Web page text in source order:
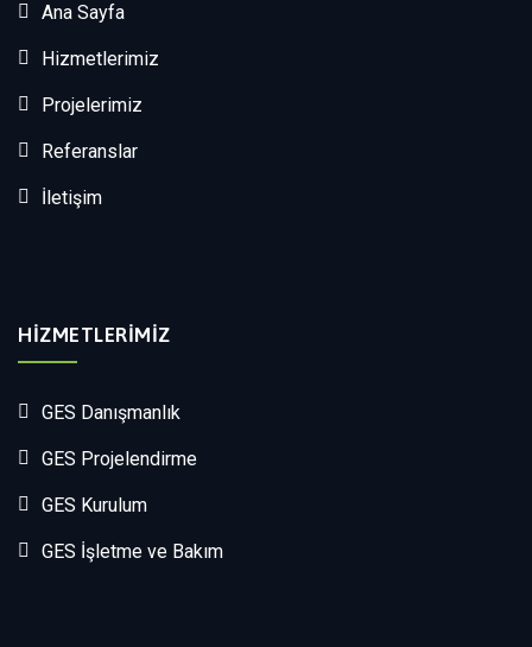
Ana Sayfa
Hizmetlerimiz
Projelerimiz
Referanslar
İletişim
HIZMETLERIMIZ
GES Danışmanlık
GES Projelendirme
GES Kurulum
GES İşletme ve Bakım